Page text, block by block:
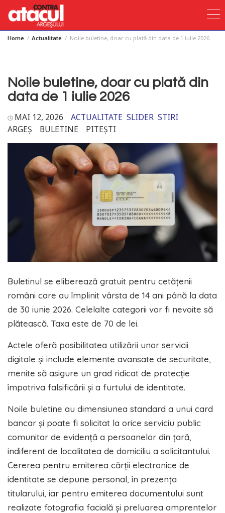
SkipHome Actualitate Noile buletine, doar cu plată din data de 1 iulie 2026
Noile buletine, doar cu plată din
data de 1 iulie 2026
MAI 12, 2026 ACTUALITATE SLIDER STIRI
ARGEȘ
BULETINE PITEȘTI
Buletinul se eliberează gratuit pentru cetățenii
români care au împlinit vârsta de 14 ani până la data
de 30 iunie 2026. Celelalte categorii vor fi nevoite să
plătească. Taxa este de 70 de lei.
Actele oferă posibilitatea utilizării unor servicii
digitale și include elemente avansate de securitate,
menite să asigure un grad ridicat de protecție
împotriva falsificării și a furtului de identitate.
Noile buletine au dimensiunea standard a unui card
bancar și poate fi solicitat la orice serviciu public
comunitar de evidență a persoanelor din țară,
indiferent de localitatea de domiciliu a solicitantului.
Cererea pentru emiterea cărții electronice de
identitate se depune personal, în prezența
titularului, iar pentru emiterea documentului sunt
realizate fotografia facială și preluarea amprentelor